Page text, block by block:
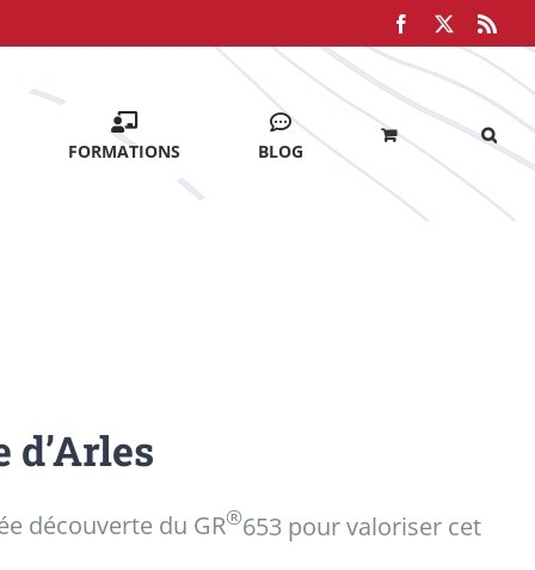
Facebook
FORMATIONS BLOG
d’Arles
découverte du GR®653 pour valoriser cet